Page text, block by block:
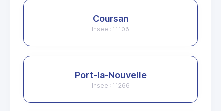
Coursan
Insee : 11106
Port-la-Nouvelle
Insee : 11266